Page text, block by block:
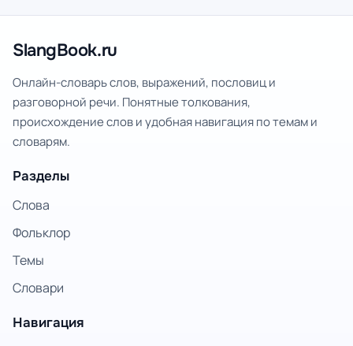
SlangBook.ru
Онлайн-словарь слов, выражений, пословиц и
разговорной речи. Понятные толкования,
происхождение слов и удобная навигация по темам и
словарям.
Разделы
Слова
Фольклор
Темы
Словари
Навигация